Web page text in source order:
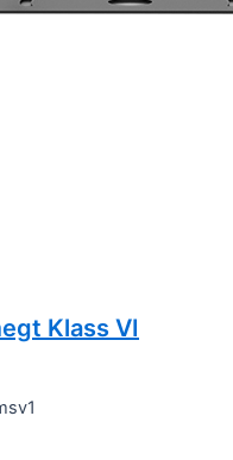
Klass VI